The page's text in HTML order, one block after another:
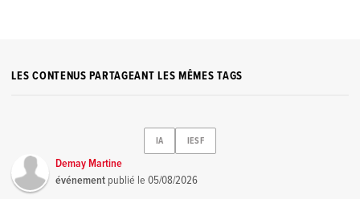
LES CONTENUS PARTAGEANT LES MÊMES TAGS
IA IESF
Demay Martine
événement publié le05/08/2026